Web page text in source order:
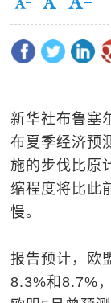
新华社布鲁塞
布夏季经济预
施的步伐比原
缩程度将比此
慢。
报告预计，欧
8.3%和8.7%